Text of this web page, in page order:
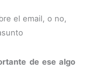
el email, o no,
de ese algo